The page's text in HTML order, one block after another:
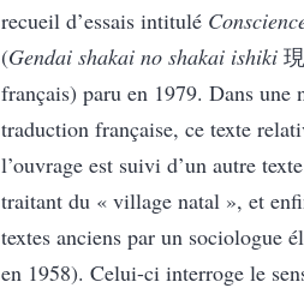
recueil d’essais intitulé
(Gendai shakai no shakai ishiki
français) paru en 1979. Dans
traduction française, ce texte
l’ouvrage est suivi d’un autre
traitant du « village natal », et
textes anciens par un sociologue
en 1958). Celui-ci interroge le